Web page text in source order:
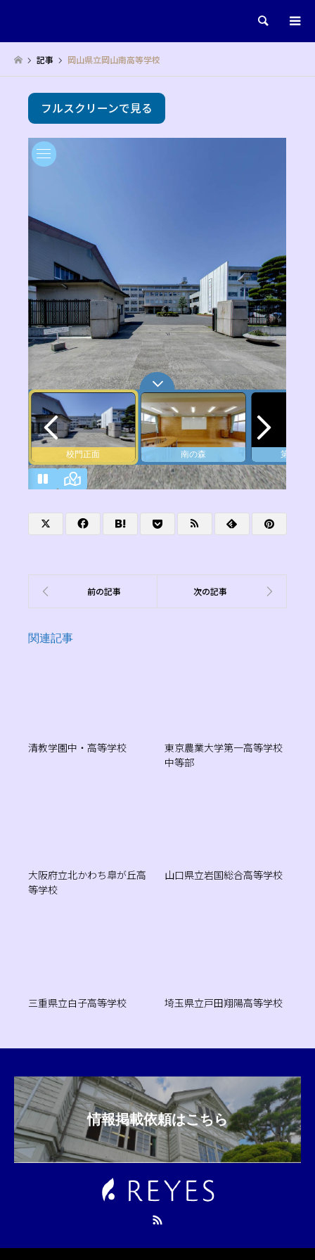
検索
記事 岡山県立岡山南高等学校
フルスクリーンで見る
関連記事
清教学園中・高等学校
東京農業大学第一高等学校
中等部
大阪府立北かわち皐が丘高
等学校
山口県立岩国総合高等学校
三重県立白子高等学校 埼玉県立戸田翔陽高等学校
情報掲載依頼はこちら